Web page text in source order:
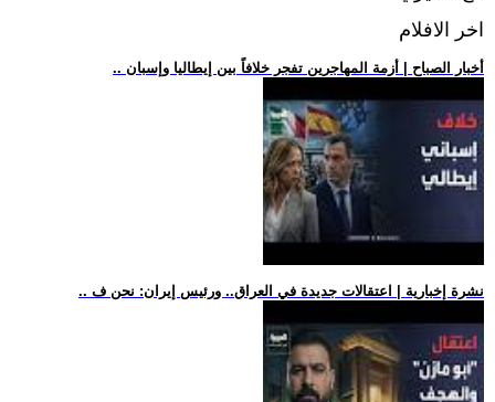
اخر الافلام
.. أخبار الصباح | أزمة المهاجرين تفجر خلافاً بين إيطاليا وإسبان
.. نشرة إخبارية | اعتقالات جديدة في العراق.. ورئيس إيران: نحن ف